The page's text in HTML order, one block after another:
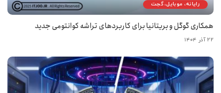
رایانه، موبایل، گجت
همکاری گوگل و بریتانیا برای کاربردهای تراشه کوانتومی جدید
۲۲ آذر ۱۴۰۴